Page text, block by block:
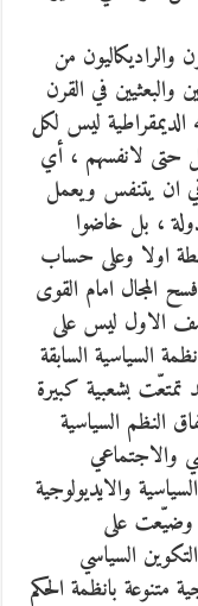
والراديكاليون من
والبعثيين في القرن
ليس لكل
حتى لانفسهم ، أي
في ان يتنفس ويعمل
، بل خاضوا
اولا وعلى حساب
المجال امام القوى
الاول ليس على
السياسية السابقة
تمتعّت بشعبية كبيرة
النظم السياسية
والاجتماعي
والايديولوجية
وضيّعت على
السياسي
بانظمة الحكم